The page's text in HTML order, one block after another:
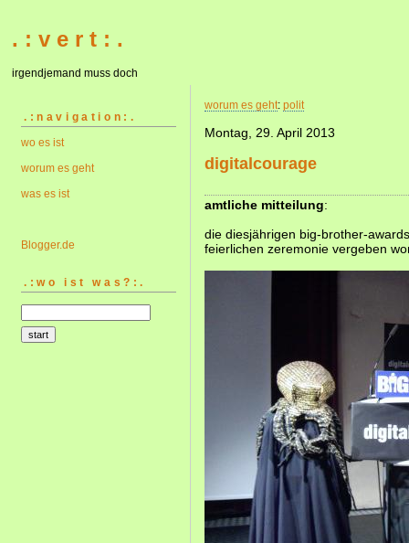
. : v e r t : .
irgendjemand muss doch
.:navigation:.
wo es ist
worum es geht
was es ist
Blogger.de
.:wo ist was?:.
worum es geht: polit
Montag, 29. April 2013
digitalcourage
amtliche mitteilung:
die diesjährigen big-brother-
feierlichen zeremonie vergeben